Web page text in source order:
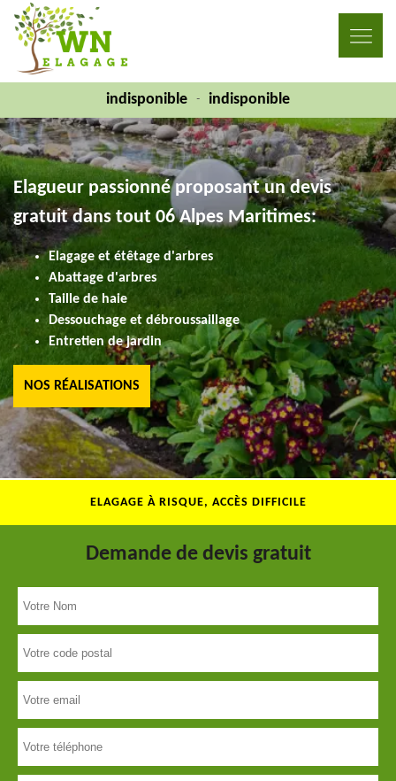
indisponible - indisponible
Elagueur passionné proposant un devis
gratuit dans tout 06 Alpes Maritimes:
Elagage et étêtage d'arbres
Abattage d'arbres
Taille de haie
Dessouchage et débroussaillage
Entretien de jardin
NOS RÉALISATIONS
ELAGAGE À RISQUE, ACCÈS DIFFICILE
Demande de devis gratuit